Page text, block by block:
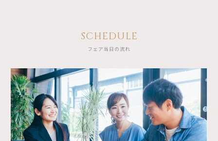
SCHEDULE
フェア当日の流れ